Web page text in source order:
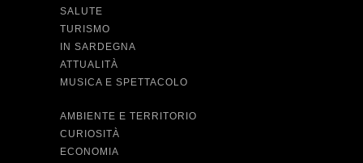
SALUTE
TURISMO
IN SARDEGNA
ATTUALITÀ
MUSICA E SPETTACOLO
AMBIENTE E TERRITORIO
CURIOSITÀ
ECONOMIA